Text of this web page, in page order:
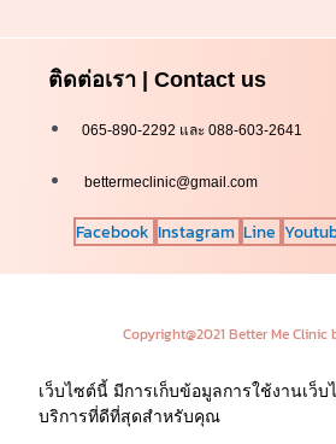
ติดต่อเรา | Contact us
065-890-2292 และ 088-603-2641
bettermeclinic@gmail.com
Facebook Instagram Line
Copyright@2021 Better Me Clinic
เว็บไซต์นี้ มีการเก็บข้อมูลการใช้งานเว็บ
บริการที่ดีที่สุดสำหรับคุณ